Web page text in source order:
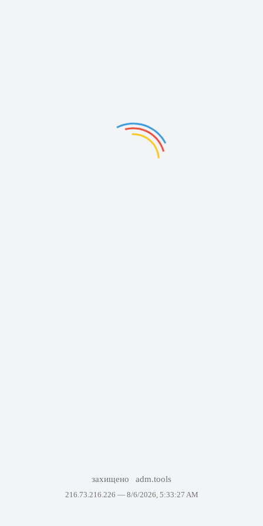
захищено adm.tools
216.73.216.226 — 8/6/2026, 5:33:27 AM